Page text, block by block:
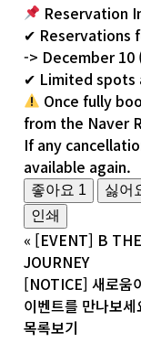
Reservation
✔ Reservations
-> December 10
✔ Limited spots
Once fully
from the Naver
If any
available again.
좋아요 1 싫어
인쇄
« [EVENT] B
JOURNEY
[NOTICE] 새로움
이벤트를 만나보세
목록보기